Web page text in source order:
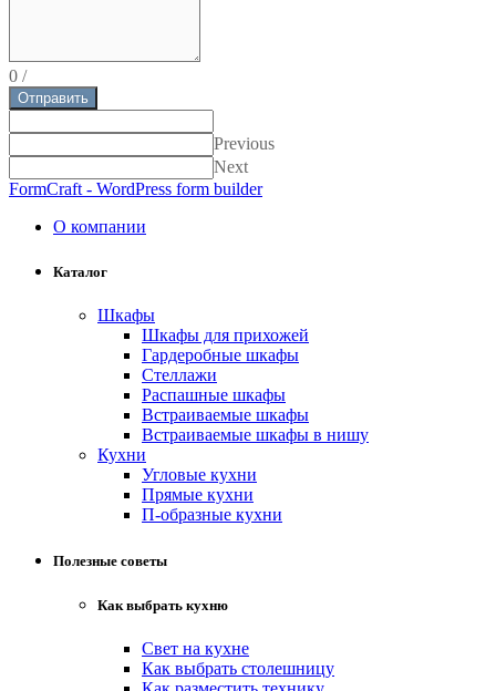
0 /
Отправить
Previous
Next
FormCraft - WordPress form builder
О компании
Каталог
Шкафы
Шкафы для прихожей
Гардеробные шкафы
Стеллажи
Распашные шкафы
Встраиваемые шкафы
Встраиваемые шкафы в нишу
Кухни
Угловые кухни
Прямые кухни
П-образные кухни
Полезные советы
Как выбрать кухню
Свет на кухне
Как выбрать столешницу